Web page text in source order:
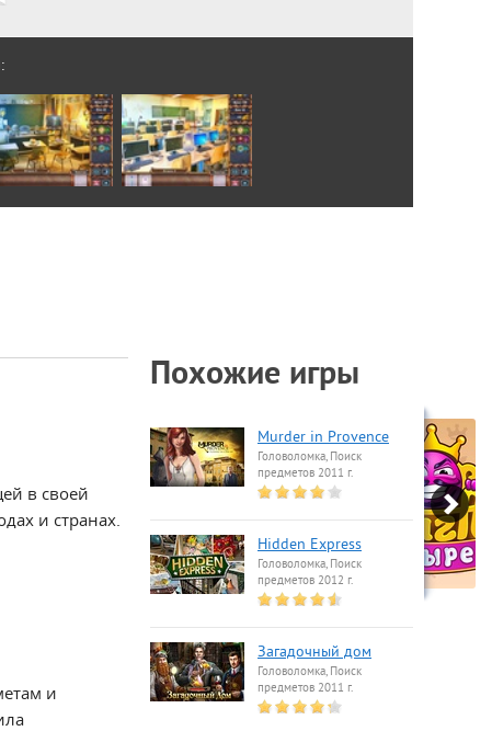
в своей
и странах.
и
Похожие игры
Murder in Provence
Головоломка, Поиск
предметов 2011 г.
Hidden Express
Головоломка, Поиск
предметов 2012 г.
Загадочный дом
Головоломка, Поиск
предметов 2011 г.